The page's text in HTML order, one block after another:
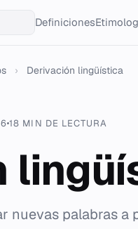
Definiciones
› Derivación lingüística
18 MIN DE LECTURA
nuevas palabras